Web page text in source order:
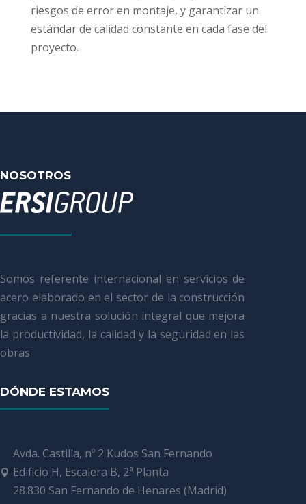
riesgos de error en montaje, y garantizar un
estándar de calidad constante en cada fase del
proyecto.
NOSOTROS
Somos referente internacional en servicios de
acero elaborado en el sector de la construcción
gracias a nuestra solución integral que mejora
la productividad, la calidad y la seguridad en las
obras
DÓNDE ESTAMOS

Avda. Castilla, nº 2 Kudos San Fernando
Edificio H, Escalera B, 2ª Planta
28.830 San Fernando de Henares (Madrid)